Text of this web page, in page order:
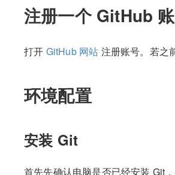
注册一个 GitHub
打开 GitHub 网站 注册账号。若之
环境配置
安装 Git
首先先确认电脑是否已经安装 Git